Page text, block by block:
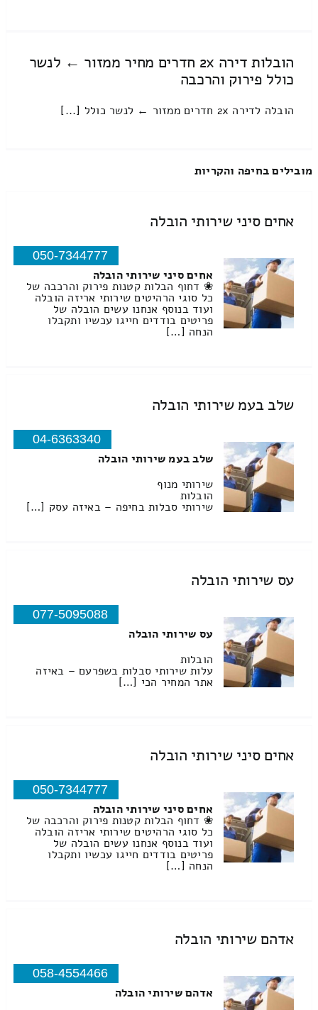
הובלות דירה 2x חדרים מחיר ממזור ← לנשר
כולל פירוק והרכבה
הובלה לדירה 2x חדרים ממזור ← לנשר כולל [...]
מובילים בחיפה והקריות
אחים סיני שירותי הובלה
050-7344777
אחים סיני שירותי הובלה
❀ דחוף הבלות קטנות פירוק והרכבה של
כל סוגי הרהיטים שירותי אריזה הובלה
ועוד בנוסף אנחנו עשים הובלה של
פריטים בודדים חייגו עכשיו ותקבלו
הנחה […]
שלב בעמ שירותי הובלה
04-6363340
שלב בעמ שירותי הובלה
שירותי מנוף
הובלות
שירותי סבלות בחיפה – באיזה עסק […]
עס שירותי הובלה
077-5095088
עס שירותי הובלה
הובלות
עלות שירותי סבלות בשפרעם – באיזה
אתר המחיר הכי […]
אחים סיני שירותי הובלה
050-7344777
אחים סיני שירותי הובלה
❀ דחוף הבלות קטנות פירוק והרכבה של
כל סוגי הרהיטים שירותי אריזה הובלה
ועוד בנוסף אנחנו עשים הובלה של
פריטים בודדים חייגו עכשיו ותקבלו
הנחה […]
אדהם שירותי הובלה
058-4554466
אדהם שירותי הובלה